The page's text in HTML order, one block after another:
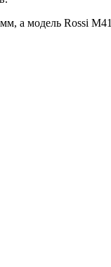
а модель Rossi